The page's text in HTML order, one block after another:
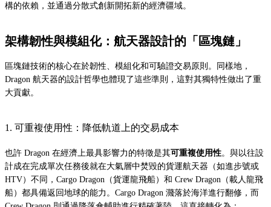
構的依賴，並通過分散式創新開拓新的經濟疆域。
架構韌性與模組化：航天器設計的「區塊鏈」
區塊鏈技術的核心在於韌性、模組化和可驗證交易原則。同樣地，
Dragon 航天器的設計哲學也體現了這些準則，這對其獨特性做出了重
大貢獻。
1. 可重複使用性：降低軌道上的交易成本
也許 Dragon 在經濟上最具影響力的特徵是其可重複使用性。與以往設
計成在完成單次任務後就在大氣層中焚毀的貨運航天器（如進步號或
HTV）不同，Cargo Dragon（貨運龍飛船）和 Crew Dragon（載人龍飛
船）都具備返回地球的能力。Cargo Dragon 濺落於海洋進行翻修，而